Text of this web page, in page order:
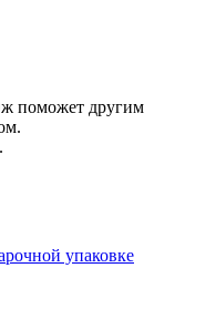
поможет другим
упаковке